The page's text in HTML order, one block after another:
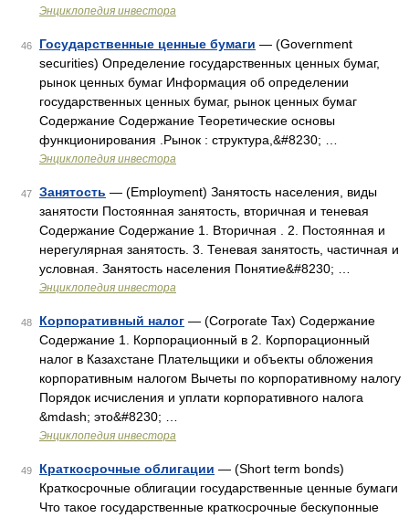
Энциклопедия инвестора
46 Государственные ценные бумаги — (Government
securities) Определение государственных ценных бумаг,
рынок ценных бумаг Информация об определении
государственных ценных бумаг, рынок ценных бумаг
Содержание Содержание Теоретические основы
функционирования .Рынок : структура,&#8230; …
Энциклопедия инвестора
47 Занятость — (Employment) Занятость населения, виды
занятости Постоянная занятость, вторичная и теневая
Содержание Содержание 1. Вторичная . 2. Постоянная и
нерегулярная занятость. 3. Теневая занятость, частичная и
условная. Занятость населения Понятие&#8230; …
Энциклопедия инвестора
48 Корпоративный налог — (Corporate Tax) Содержание
Содержание 1. Корпорационный в 2. Корпорационный
налог в Казахстане Плательщики и объекты обложения
корпоративным налогом Вычеты по корпоративному налогу
Порядок исчисления и уплати корпоративного налога
&mdash; это&#8230; …
Энциклопедия инвестора
49 Краткосрочные облигации — (Short term bonds)
Краткосрочные облигации государственные ценные бумаги
Что такое государственные краткосрочные бескупонные